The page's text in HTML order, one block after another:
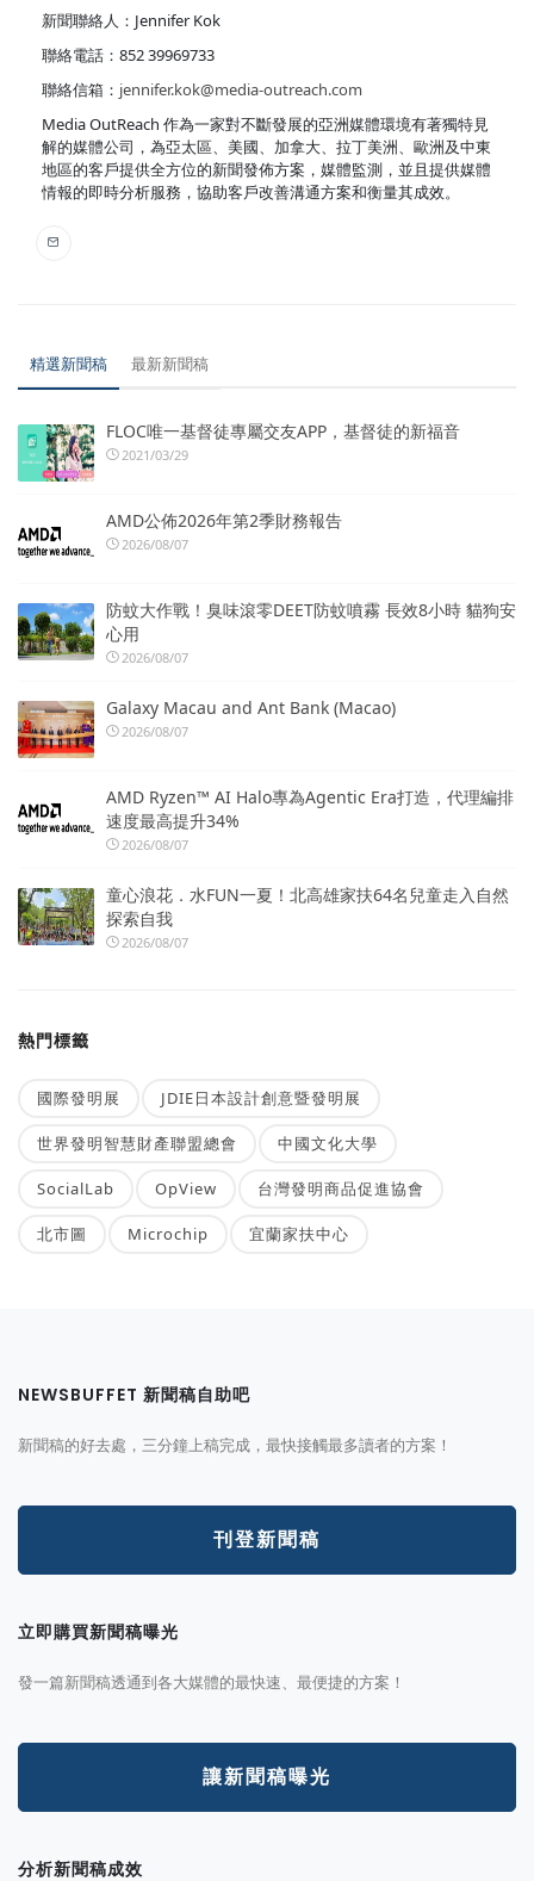
新聞聯絡人：Jennifer Kok
聯絡電話：852 39969733
聯絡信箱： jennifer.kok@media-outreach.com
Media OutReach 作為一家對不斷發展的亞洲媒體環境有著獨特見
解的媒體公司，為亞太區、美國、加拿大、拉丁美洲、歐洲及中東
地區的客戶提供全方位的新聞發佈方案，媒體監測，並且提供媒體
情報的即時分析服務，協助客戶改善溝通方案和衡量其成效。
精選新聞稿 最新新聞稿
FLOC唯一基督徒專屬交友APP，基督徒的新福音
2021/03/29
AMD公佈2026年第2季財務報告
2026/08/07
防蚊大作戰！臭味滾零DEET防蚊噴霧 長效8小時 貓狗安
心用
2026/08/07
Galaxy Macau and Ant Bank (Macao)
2026/08/07
AMD Ryzen™ AI Halo專為Agentic Era打造，代理編排
速度最高提升34%
2026/08/07
童心浪花．水FUN一夏！北高雄家扶64名兒童走入自然
探索自我
2026/08/07
熱門標籤
國際發明展 JDIE日本設計創意暨發明展
世界發明智慧財產聯盟總會 中國文化大學
SocialLab OpView 台灣發明商品促進協會
北市圖 Microchip 宜蘭家扶中心
NEWSBUFFET 新聞稿自助吧
新聞稿的好去處，三分鐘上稿完成，最快接觸最多讀者的方案！
刊登新聞稿
立即購買新聞稿曝光
發一篇新聞稿透通到各大媒體的最快速、最便捷的方案！
讓新聞稿曝光
分析新聞稿成效